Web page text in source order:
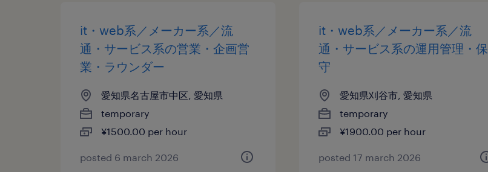
it・web系／メーカー系／流
通・サービス系の営業・企画営
業・ラウンダー
愛知県名古屋市中区, 愛知県
temporary
¥1500.00 per hour
posted 6 march 2026
it・web系／メーカー系／流
通・サービス系の運用管理・保
守
愛知県刈谷市, 愛知県
temporary
¥1900.00 per hour
posted 17 march 2026